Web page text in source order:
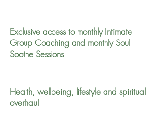
Exclusive access to monthly Intimate
Group Coaching and monthly Soul
Soothe Sessions
Health, wellbeing, lifestyle and spiritual
overhaul